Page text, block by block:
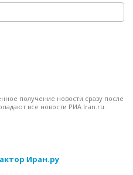
получение новости сразу после
все новости РИА Iran.ru.
Иран.ру